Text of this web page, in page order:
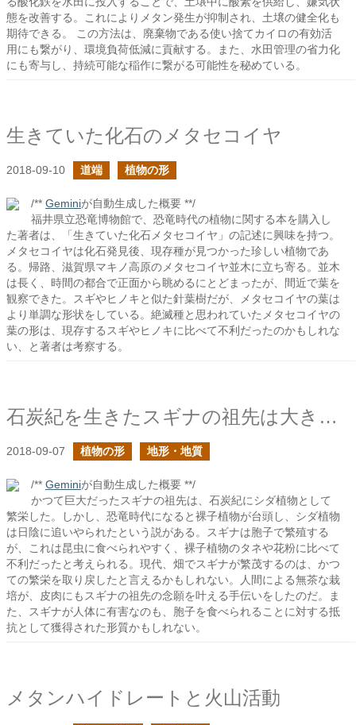
態を改善する。これによりメタン発生が抑制され、土壌の健全化も
期待できる。 この方法は、廃棄物である使い捨てカイロの有効活
用にも繋がり、環境負荷低減に貢献する。また、水田管理の省力化
にも寄与し、持続可能な稲作に繋がる可能性を秘めている。
生きていた化石のメタセコイヤ
2018-09-10 道端 植物の形
/** Geminiが自動生成した概要 **/
福井県立恐竜博物館で、恐竜時代の植物に関する本を購入し
た著者は、「生きていた化石メタセコイヤ」の記述に興味を持つ。
メタセコイヤは化石発見後、現存種が見つかった珍しい植物であ
る。帰路、滋賀県マキノ高原のメタセコイヤ並木に立ち寄る。並木
は長く、時間の都合で正面から眺めるにとどまったが、間近で葉を
観察できた。スギやヒノキと似た針葉樹だが、メタセコイヤの葉は
より単調な形状をしている。絶滅種と思われていたメタセコイヤの
葉の形は、現存するスギやヒノキに比べて不利だったのかもしれな
い、と著者は考察する。
石炭紀を生きたスギナの祖先は大きかった
2018-09-07 植物の形 地形・地質
/** Geminiが自動生成した概要 **/
かつて巨大だったスギナの祖先は、石炭紀にシダ植物として
繁栄した。しかし、恐竜時代になると裸子植物が台頭し、シダ植物
は日陰に追いやられたという説がある。スギナは胞子で繁殖する
が、これは昆虫に食べられやすく、裸子植物のタネや花粉に比べて
不利だったと考えられる。現代、畑でスギナが繁茂するのは、かつ
ての繁栄を取り戻したと言えるかもしれない。人間による無茶な栽
培が、皮肉にもスギナの祖先の念願を叶える手伝いをしたのだ。ま
た、スギナが人体に有害なのも、胞子を食べられることに対する抵
抗として獲得された形質かもしれない。
メタンハイドレートと火山活動